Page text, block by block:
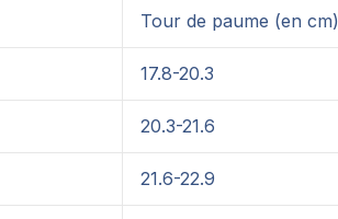
Tour de paume (en cm)
17.8-20.3
20.3-21.6
21.6-22.9